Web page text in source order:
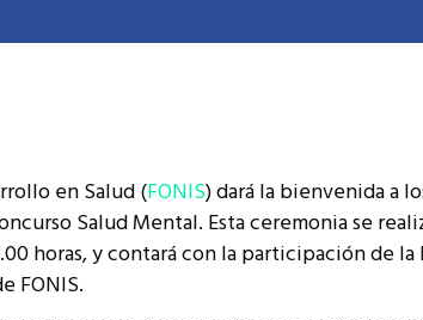
de Colaboración
Técnicos
en Salud (FONIS) dará la bienvenida a
Salud Mental. Esta ceremonia se
horas, y contará con la participación de
FONIS.